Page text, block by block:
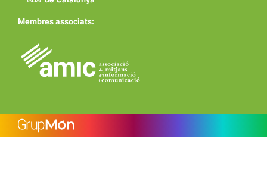
Membres associats: